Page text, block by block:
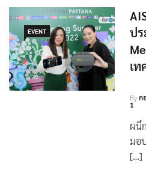
EVENT
ป
เ
Byก
1
ผนึ
มอ
[…]